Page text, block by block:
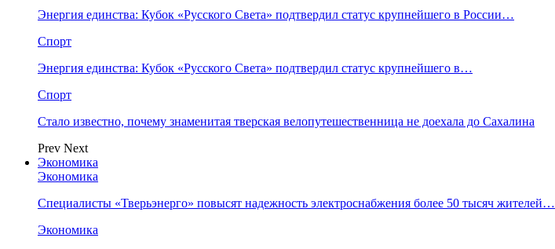
Энергия единства: Кубок «Русского Света» подтвердил статус крупнейшего в России…
Спорт
Энергия единства: Кубок «Русского Света» подтвердил статус крупнейшего в…
Спорт
Стало известно, почему знаменитая тверская велопутешественница не доехала до Сахалина
Prev Next
Экономика
Экономика
Специалисты «Тверьэнерго» повысят надежность электроснабжения более 50 тысяч жителей…
Экономика